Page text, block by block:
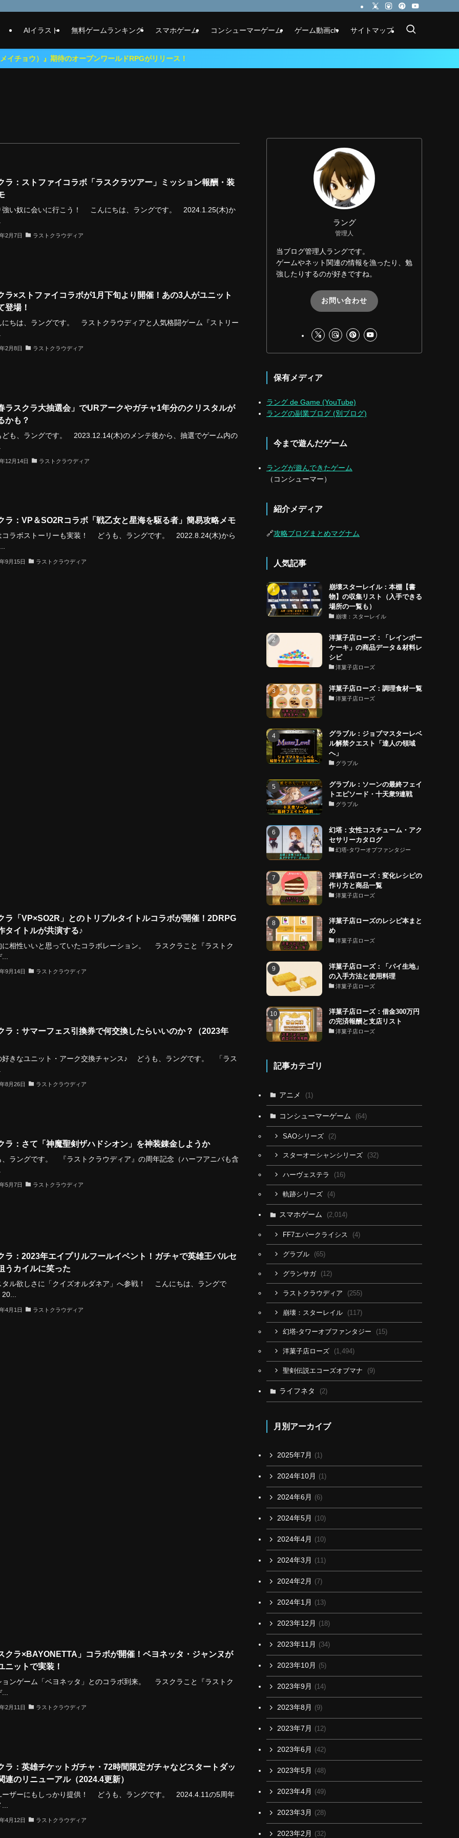
AIイラスト 無料ゲームランキング スマホゲーム コンシューマーゲーム ゲーム動画ch サイトマップ
ープンワールドRPGがリリース！
ラ：ストファイコラボ「ラスクラツアー」ミッション報酬・装
強い奴に会いに行こう！ こんにちは、ラングです。 2024.1.25(木)か
2月7日 ラストクラウディア
ラ×ストファイコラボが1月下旬より開催！あの3人がユニット
登場！
ちは、ラングです。 ラストクラウディアと人気格闘ゲーム『ストリー
2月8日 ラストクラウディア
ラスクラ大抽選会」でURアークやガチャ1年分のクリスタルが
かも？
も、ラングです。 2023.12.14(木)のメンテ後から、抽選でゲーム内の
12月14日 ラストクラウディア
ラ：VP＆SO2Rコラボ「戦乙女と星海を駆る者」簡易攻略メモ
コラボストーリーも実装！ どうも、ラングです。 2022.8.24(木)から
9月15日 ラストクラウディア
ラ「VP×SO2R」とのトリプルタイトルコラボが開催！2DRPG
タイトルが共演する♪
に相性いいと思っていたコラボレーション。 ラスクラこと『ラストク
9月14日 ラストクラウディア
ラ：サマーフェス引換券で何交換したらいいのか？（2023年
好きなユニット・アーク交換チャンス♪ どうも、ラングです。 「ラス
8月26日 ラストクラウディア
ラ：さて「神魔聖剣ザハドシオン」を神装錬金しようか
ラングです。 『ラストクラウディア』の周年記念（ハーフアニバも含
5月7日 ラストクラウディア
ラ：2023年エイプリルフールイベント！ガチャで英雄王バルセ
うカイルに笑った
タル欲しさに「クイズオルダネア」へ参戦！ こんにちは、ラングで
4月1日 ラストクラウディア
クラ×BAYONETTA」コラボが開催！ベヨネッタ・ジャンヌが
ニットで実装！
ョンゲーム「ベヨネッタ」とのコラボ到来。 ラスクラこと『ラストク
2月11日 ラストクラウディア
ラ：英雄チケットガチャ・72時間限定ガチャなどスタートダッ
連のリニューアル（2024.4更新）
ーザーにもしっかり提供！ どうも、ラングです。 2024.4.11の5周年
4月12日 ラストクラウディア
ラング
管理人
当ブログ管理人ラングです。
ゲームやネット関連の情報を漁ったり、勉
強したりするのが好きですね。
お問い合わせ
保有メディア
ラング de Game (YouTube)
ラングの副業ブログ (別ブログ)
今まで遊んだゲーム
ラングが遊んできたゲーム
（コンシューマー）
紹介メディア
🔗攻略ブログまとめマグナム
人気記事
崩壊スターレイル：本棚【書
物】の収集リスト（入手できる
場所の一覧も）
崩壊：スターレイル
洋菓子店ローズ：「レインボー
ケーキ」の商品データ＆材料レ
シピ
洋菓子店ローズ
洋菓子店ローズ：調理食材一覧
洋菓子店ローズ
グラブル：ジョブマスターレベ
ル解禁クエスト「達人の領域
へ」
グラブル
グラブル：ソーンの最終フェイ
トエピソード・十天衆9連戦
グラブル
幻塔：女性コスチューム・アク
セサリーカタログ
幻塔-タワーオブファンタジー
洋菓子店ローズ：変化レシピの
作り方と商品一覧
洋菓子店ローズ
洋菓子店ローズのレシピ本まと
め
洋菓子店ローズ
洋菓子店ローズ：「パイ生地」
の入手方法と使用料理
洋菓子店ローズ
洋菓子店ローズ：借金300万円
の完済報酬と支店リスト
洋菓子店ローズ
記事カテゴリ
アニメ (1)
コンシューマーゲーム (64)
SAOシリーズ (2)
スターオーシャンシリーズ (32)
ハーヴェステラ (16)
軌跡シリーズ (4)
スマホゲーム (2,014)
FF7エバークライシス (4)
グラブル (65)
グランサガ (12)
ラストクラウディア (255)
崩壊：スターレイル (117)
幻塔-タワーオブファンタジー (15)
洋菓子店ローズ (1,494)
聖剣伝説エコーズオブマナ (9)
ライフネタ (2)
月別アーカイブ
2025年7月 (1)
2024年10月 (1)
2024年6月 (6)
2024年5月 (10)
2024年4月 (10)
2024年3月 (11)
2024年2月 (7)
2024年1月 (13)
2023年12月 (18)
2023年11月 (34)
2023年10月 (5)
2023年9月 (14)
2023年8月 (9)
2023年7月 (12)
2023年6月 (42)
2023年5月 (48)
2023年4月 (49)
2023年3月 (28)
2023年2月 (32)